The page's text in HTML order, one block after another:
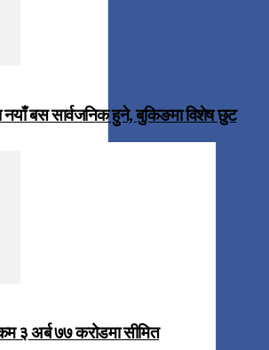
बस सार्वजनिक हुने, बुकिङमा विशेष छुट
३ अर्ब ७७ करोडमा सीमित